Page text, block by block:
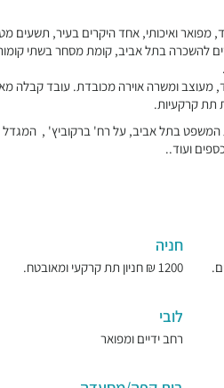
מעוצב ומשרה אוירה מכובדת. עובד קבלה
המשפט בתל אביב, על רח' ברקוביץ' ,
ועוד..
חניה
1200 ₪ חניון תת קרקעי ומאובטח.
לובי
רחב ידיים ומפואר